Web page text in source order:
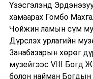
Үзэсгэлэнд
хамаарах Гомбо
Чойжин ламын сүм
Дүрслэх урлагийн
Занабазарын хөрөг
музейгээс VIII Богд
болон найман Богдын